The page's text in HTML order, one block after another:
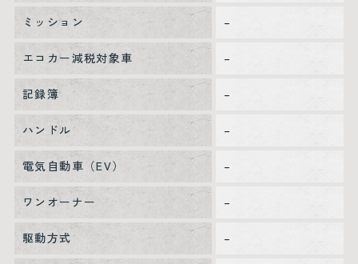
ミッション –
エコカー減税対象車 –
記録簿 –
ハンドル –
電気自動車（EV） –
ワンオーナー –
駆動方式 –